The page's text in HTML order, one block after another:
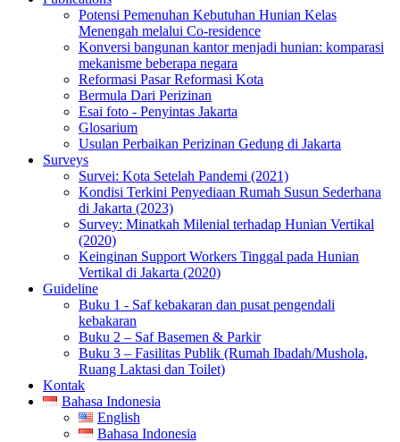
Potensi Pemenuhan Kebutuhan Hunian Kelas
Menengah melalui Co-residence
Konversi bangunan kantor menjadi hunian: komparasi
mekanisme beberapa negara
Reformasi Pasar Reformasi Kota
Bermula Dari Perizinan
Esai foto - Penyintas Jakarta
Glosarium
Usulan Perbaikan Perizinan Gedung di Jakarta
Surveys
Survei: Kota Setelah Pandemi (2021)
Kondisi Terkini Penyediaan Rumah Susun Sederhana
di Jakarta (2023)
Survey: Minatkah Milenial terhadap Hunian Vertikal
(2020)
Keinginan Support Workers Tinggal pada Hunian
Vertikal di Jakarta (2020)
Guideline
Buku 1 - Saf kebakaran dan pusat pengendali
kebakaran
Buku 2 – Saf Basemen & Parkir
Buku 3 – Fasilitas Publik (Rumah Ibadah/Mushola,
Ruang Laktasi dan Toilet)
Kontak
Bahasa Indonesia
English
Bahasa Indonesia